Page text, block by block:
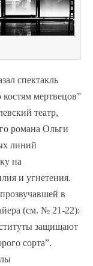
спектакль
мертвецов”
театр,
романа Ольги
линий
на
и угнетения.
в
(см. № 21-22):
защищают
сорта”.